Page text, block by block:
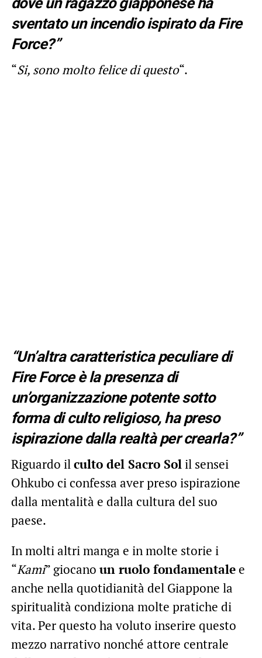
sventato un incendio ispirato da Fire
Force?”
“Si, sono molto felice di questo“.
“Un’altra caratteristica peculiare di
Fire Force è la presenza di
un’organizzazione potente sotto
forma di culto religioso, ha preso
ispirazione dalla realtà per crearla?”
Riguardo ilculto del Sacro Solil sensei
Ohkubo ci confessa aver preso ispirazione
dalla mentalità e dalla cultura del suo
paese.
In molti altri manga e in molte storie i
“Kami” giocano un ruolo fondamentalee
anche nella quotidianità del Giappone la
spiritualità condiziona molte pratiche di
vita. Per questo ha voluto inserire questo
mezzo narrativo nonché attore centrale